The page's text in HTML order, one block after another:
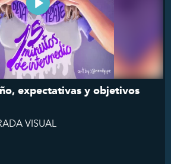
expectativas y objetivos
VISUAL